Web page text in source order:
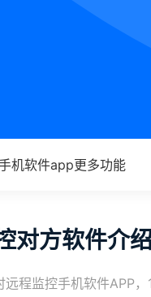
机软件app更多功能
对方软件介绍
程监控手机软件APP，